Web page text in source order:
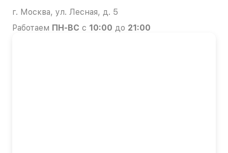
г. Москва, ул. Лесная, д. 5
Работаем ПН-ВС с 10:00 до 21:00